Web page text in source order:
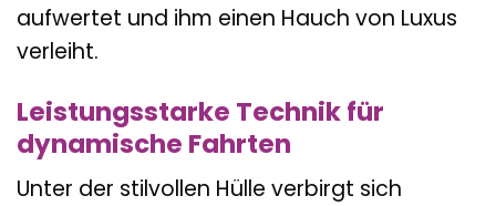
aufwertet und ihm einen Hauch von Luxus
verleiht.
Leistungsstarke Technik für
dynamische Fahrten
Unter der stilvollen Hülle verbirgt sich